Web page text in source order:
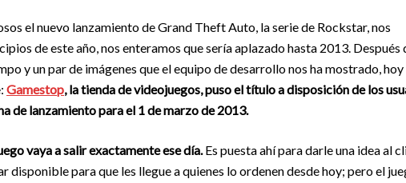
el nuevo lanzamiento de Grand Theft Auto, la serie de Rockstar, nos
de este año, nos enteramos que sería aplazado hasta 2013. Después
y un par de imágenes que el equipo de desarrollo nos ha mostrado, hoy
Gamestop, la tienda de videojuegos, puso el título a disposición de los
de lanzamiento para el 1 de marzo de 2013.
vaya a salir exactamente ese día.Es puesta ahí para darle una idea al
disponible para que les llegue a quienes lo ordenen desde hoy; pero el